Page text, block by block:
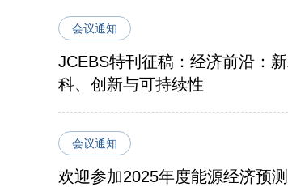
会议通知
JCEBS特刊征稿：经济前沿：
科、创新与可持续性
会议通知
欢迎参加2025年度能源经济预